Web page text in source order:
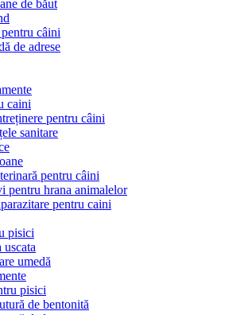
de băut
câini
de adrese
caini
pentru câini
sanitare
pentru câini
pentru hrana animalelor
pentru caini
pisici
uscata
umedă
pisici
de bentonită